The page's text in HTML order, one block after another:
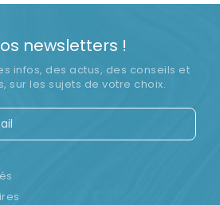
newsletters !
infos, des actus, des conseils et
sur les sujets de votre choix.